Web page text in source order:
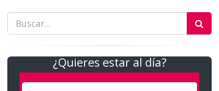
¿Quieres estar al día?